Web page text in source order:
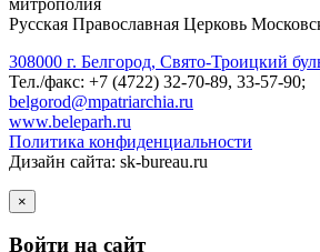
Русская Православная Церковь
308000 г. Белгород, Свято-Троицкий
Тел./факс: +7 (4722) 32-70-89, 33-57-90;
belgorod@mpatriarchia.ru
www.beleparh.ru
Политика конфиденциальности
Дизайн сайта: sk-bureau.ru
×
Войти на сайт